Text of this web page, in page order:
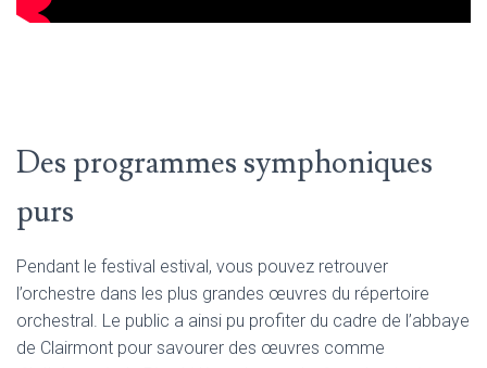
Des programmes symphoniques
purs
Pendant le festival estival, vous pouvez retrouver
l’orchestre dans les plus grandes œuvres du répertoire
orchestral. Le public a ainsi pu profiter du cadre de l’abbaye
de Clairmont pour savourer des œuvres comme